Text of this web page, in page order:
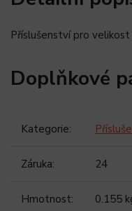
Příslušenství pro velikost
Doplňkové
Kategorie:
Záruka: 24
Hmotnost: 0.155